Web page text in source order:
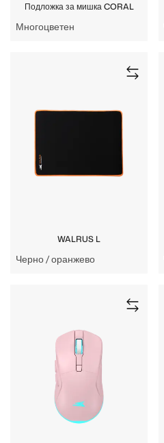
Подложка за мишка CORAL
Многоцветен
WALRUS L
Черно / оранжево